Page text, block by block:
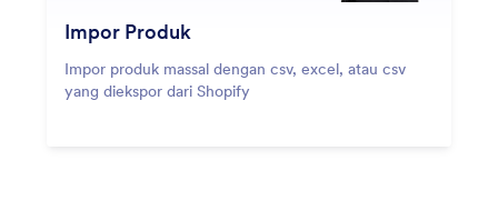
Impor Produk
Impor produk massal dengan csv, excel, atau csv
yang diekspor dari Shopify